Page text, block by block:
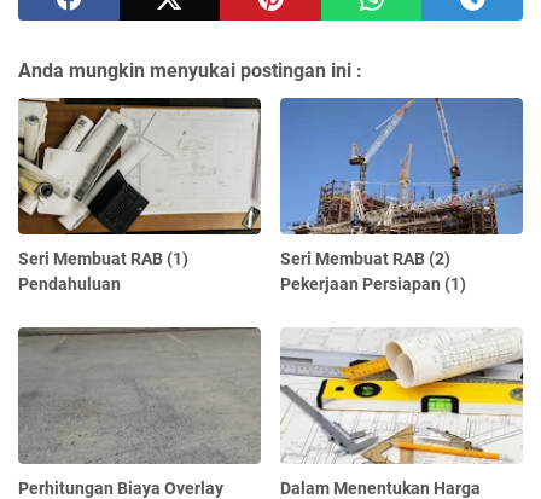
Anda mungkin menyukai postingan ini :
Seri Membuat RAB (1)
Pendahuluan
Seri Membuat RAB (2)
Pekerjaan Persiapan (1)
Perhitungan Biaya Overlay
Dalam Menentukan Harga